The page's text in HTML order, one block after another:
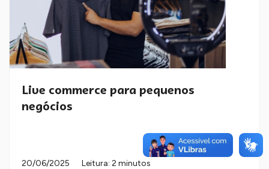
Live commerce para pequenos
negócios
20/06/2025 Leitura: 2 minutos